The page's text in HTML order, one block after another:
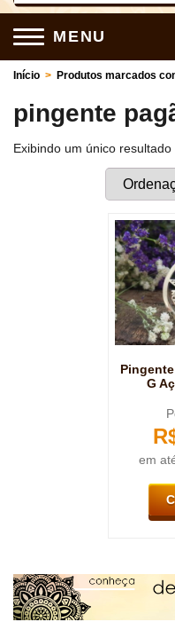
MENU
Início > Produtos marcados
pingente
Exibindo um único resultado
G
em